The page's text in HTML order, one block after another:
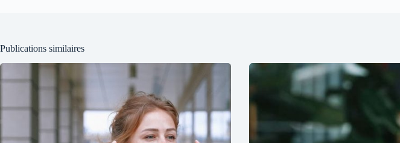
Publications similaires